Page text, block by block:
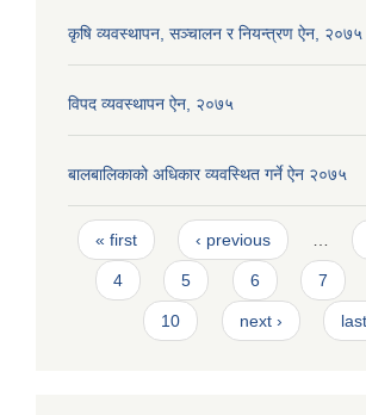
कृषि व्यवस्थापन, सञ्चालन र नियन्त्रण ऐन, २०७५
विपद व्यवस्थापन ऐन, २०७५
बालबालिकाको अधिकार व्यवस्थित गर्ने ऐन २०७५
Pages
« first ‹ previous
4 5 6 7
10 next ›